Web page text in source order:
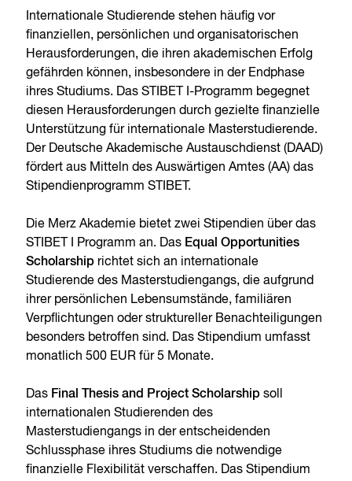
Internationale Studierende stehen häufig vor
finanziellen, persönlichen und organisatorischen
Herausforderungen, die ihren akademischen Erfolg
gefährden können, insbesondere in der Endphase
ihres Studiums. Das STIBET I-Programm begegnet
diesen Herausforderungen durch gezielte finanzielle
Unterstützung für internationale Masterstudierende.
Der Deutsche Akademische Austauschdienst (DAAD)
fördert aus Mitteln des Auswärtigen Amtes (AA) das
Stipendienprogramm STIBET.
Die Merz Akademie bietet zwei Stipendien über das
STIBET I Programm an. Das Equal Opportunities
Scholarship richtet sich an internationale
Studierende des Masterstudiengangs, die aufgrund
ihrer persönlichen Lebensumstände, familiären
Verpflichtungen oder struktureller Benachteiligungen
besonders betroffen sind. Das Stipendium umfasst
monatlich 500 EUR für 5 Monate.
Das Final Thesis and Project Scholarship soll
internationalen Studierenden des
Masterstudiengangs in der entscheidenden
Schlussphase ihres Studiums die notwendige
finanzielle Flexibilität verschaffen. Das Stipendium